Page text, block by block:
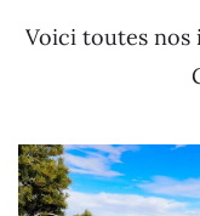
Voici toutes nos